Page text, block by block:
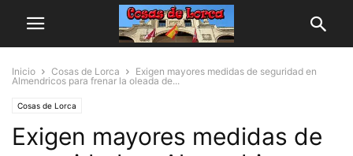
Inicio Cosas de Lorca
Exigen mayores medidas de seguridad en
Almendricos para frenar la oleada de...
Cosas de Lorca
Exigen mayores medidas de